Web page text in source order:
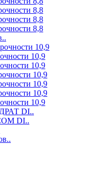
8,8
8,8
8,8
10,9
10,9
10,9
10,9
10,9
10,9
10,9
DI..
DI..